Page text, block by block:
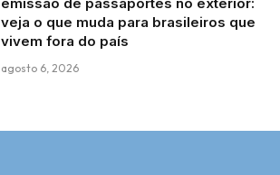
veja o que muda para brasileiros que
vivem fora do país
agosto 6, 2026